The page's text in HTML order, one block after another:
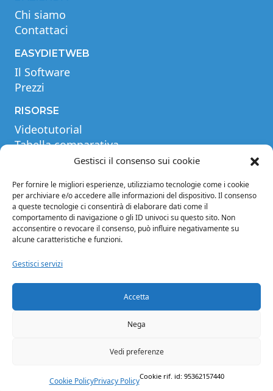
Gestisci il consenso sui cookie
Per fornire le migliori esperienze, utilizziamo tecnologie come i cookie
per archiviare e/o accedere alle informazioni del dispositivo. Il consenso
a queste tecnologie ci consentirà di elaborare dati come il
comportamento di navigazione o gli ID univoci su questo sito. Non
acconsentire o revocare il consenso, può influire negativamente su
alcune caratteristiche e funzioni.
Gestisci servizi
Accetta
Nega
Vedi preferenze
Cookie PolicyPrivacy PolicyCookie rif. id: 95362157440
Chi siamo
Contattaci
EASYDIETWEB
Il Software
Prezzi
RISORSE
Videotutorial
Tabella comparativa
INFORMAZIONI
Note legali
Privacy Policy
Condizioni generali di contratto
© 2024 Microring S.r.l. - PIVA 03832310969